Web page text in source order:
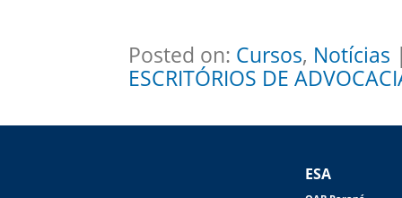
Posted on: Cursos, Notícias
ESCRITÓRIOS DE
ESA